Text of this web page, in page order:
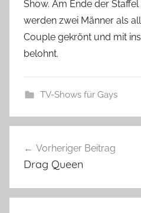
Show. Am Ende der Staffel
werden zwei Männer als
Couple gekrönt und mit
belohnt.
TV-Shows für Gays
Vorheriger Beitrag
Drag Queen